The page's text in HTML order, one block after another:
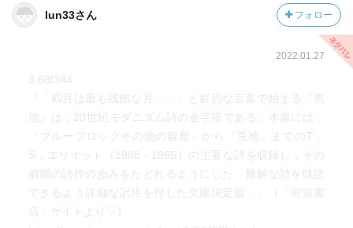
lun33さん フォロー
2022.01.27
3.68/344
『「四月は最も残酷な月……」と鮮烈な言葉で始まる『荒
地』は，20世紀モダニズム詩の金字塔である．本書には，
『プルーフロックその他の観察』から『荒地』までのT．
S．エリオット（1888－1965）の主要な詩を収録し，その
前期の詩作の歩みをたどれるようにした．難解な詩を味読
できるよう詳細な訳注を付した文庫決定版．』（「岩波書
店」サイトより▽）